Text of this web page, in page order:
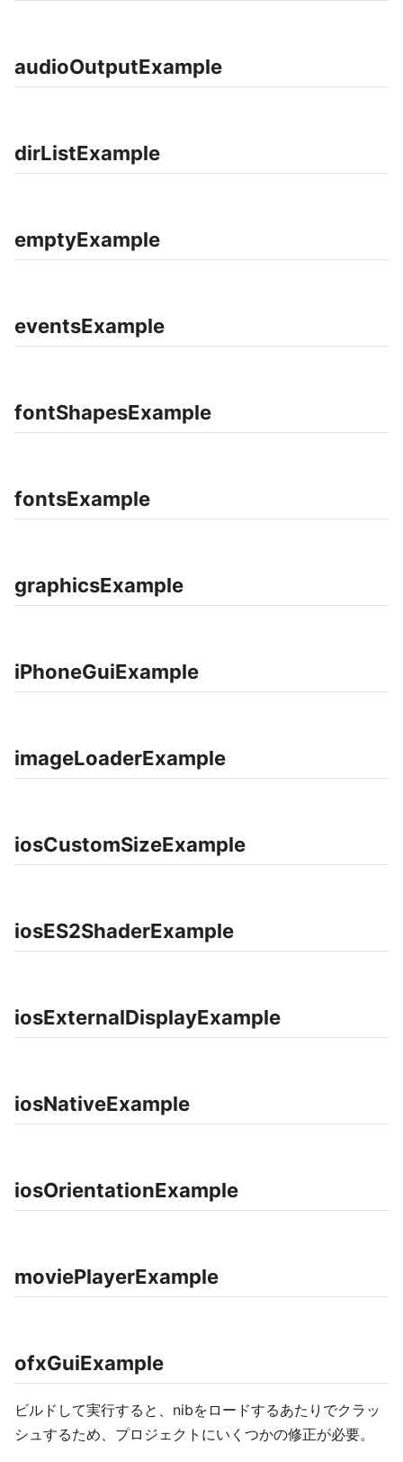
audioOutputExample
dirListExample
emptyExample
eventsExample
fontShapesExample
fontsExample
graphicsExample
iPhoneGuiExample
imageLoaderExample
iosCustomSizeExample
iosES2ShaderExample
iosExternalDisplayExample
iosNativeExample
iosOrientationExample
moviePlayerExample
ofxGuiExample
ビルドして実行すると、nibをロードするあたりでクラッ
シュするため、プロジェクトにいくつかの修正が必要。